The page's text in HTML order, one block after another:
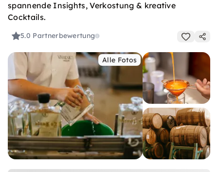
spannende Insights, Verkostung & kreative
Cocktails.
5.0 Partnerbewertung
Alle Fotos